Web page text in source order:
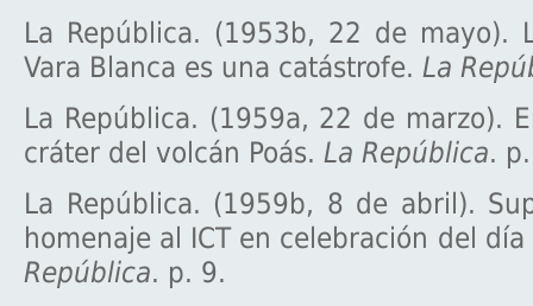
La República. (1953b, 22 de mayo).
Vara Blanca es una catástrofe. La
La República. (1959a, 22 de marzo).
cráter del volcán Poás. La República.
La República. (1959b, 8 de abril).
homenaje al ICT en celebración del
República. p. 9.